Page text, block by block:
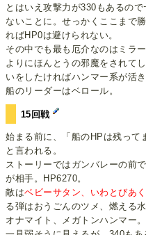
とはいえ攻撃力が330もあるの
ないことに。せっかくここまで
ればHP0は避けられない。
その中でも最も厄介なのはミラ
よりにほんとうの邪魔をされて
いをしたければハンマー系が活
船のリーダーはベロール。
15回戦
始まる前に、「船のHPは残って
と言われる。
ストーリーではガンバレーの前
が相手。HP6270。
敵はベビーサタン、いわとびあ
る弾はおうごんのツメ、燃える
オナマイト、メガトンハンマー。